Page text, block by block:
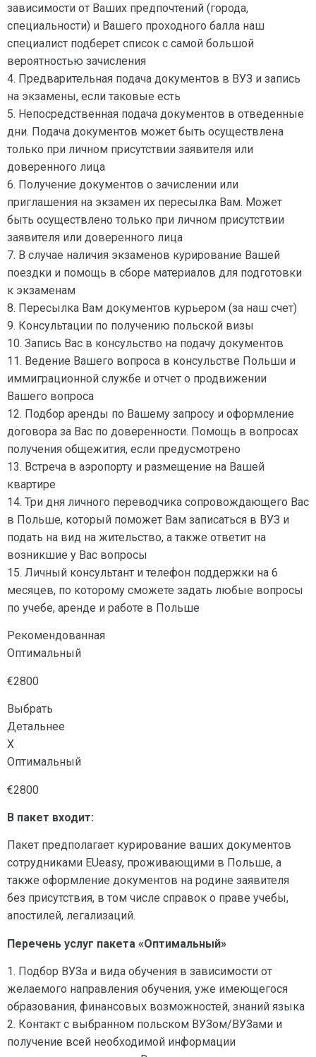
зависимости от Ваших предпочтений (города,
специальности) и Вашего проходного балла наш
специалист подберет список с самой большой
вероятностью зачисления
4. Предварительная подача документов в ВУЗ и запись
на экзамены, если таковые есть
5. Непосредственная подача документов в отведенные
дни. Подача документов может быть осуществлена
только при личном присутствии заявителя или
доверенного лица
6. Получение документов о зачислении или
приглашения на экзамен их пересылка Вам. Может
быть осуществлено только при личном присутствии
заявителя или доверенного лица
7. В случае наличия экзаменов курирование Вашей
поездки и помощь в сборе материалов для подготовки
к экзаменам
8. Пересылка Вам документов курьером (за наш счет)
9. Консультации по получению польской визы
10. Запись Вас в консульство на подачу документов
11. Ведение Вашего вопроса в консульстве Польши и
иммиграционной службе и отчет о продвижении
Вашего вопроса
12. Подбор аренды по Вашему запросу и оформление
договора за Вас по доверенности. Помощь в вопросах
получения общежития, если предусмотрено
13. Встреча в аэропорту и размещение на Вашей
квартире
14. Три дня личного переводчика сопровождающего Вас
в Польше, который поможет Вам записаться в ВУЗ и
подать на вид на жительство, а также ответит на
возникшие у Вас вопросы
15. Личный консультант и телефон поддержки на 6
месяцев, по которому сможете задать любые вопросы
по учебе, аренде и работе в Польше
Рекомендованная
Оптимальный
€2800
Выбрать
Детальнее
X
Оптимальный
€2800
В пакет входит:
Пакет предполагает курирование ваших документов
сотрудниками EUeasy, проживающими в Польше, а
также оформление документов на родине заявителя
без присутствия, в том числе справок о праве учебы,
апостилей, легализаций.
Перечень услуг пакета «Оптимальный»
1. Подбор ВУЗа и вида обучения в зависимости от
желаемого направления обучения, уже имеющегося
образования, финансовых возможностей, знаний языка
2. Контакт с выбранном польском ВУЗом/ВУЗами и
получение всей необходимой информации